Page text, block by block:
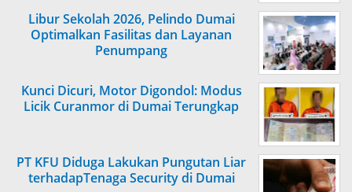
Libur Sekolah 2026, Pelindo Dumai
Optimalkan Fasilitas dan Layanan
Penumpang
Kunci Dicuri, Motor Digondol: Modus
Licik Curanmor di Dumai Terungkap
PT KFU Diduga Lakukan Pungutan Liar
terhadapTenaga Security di Dumai